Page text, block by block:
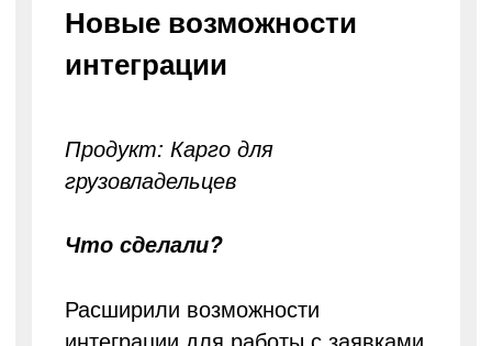
Новые возможности
интеграции
Продукт: Карго для
грузовладельцев
Что сделали?
Расширили возможности